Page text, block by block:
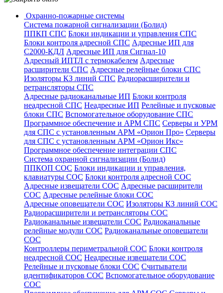
Охранно-пожарные системы
Система пожарной сигнализации (Болид)
ППКП СПС Блоки индикации и управления СПС
Блоки контроля адресной СПС Адресные ИП для
С2000-КДЛ Адресные ИП для Сигнал-10
Адресный ИПТЛ с термокабелем Адресные
расширители СПС Адресные релейные блоки СПС
Изоляторы КЗ линий СПС Радиорасширители и
ретрансляторы СПС
Адресные радиоканальные ИП Блоки контроля
неадресной СПС Неадресные ИП Релейные и пусковые
блоки СПС Вспомогательное оборудование СПС
Программное обеспечение и АРМ СПС Серверы и УРМ
для СПС с установленным АРМ «Орион Про» Серверы
для СПС с установленным АРМ «Орион Икс»
Программное обеспечение интеграции СПС
Система охранной сигнализации (Болид)
ППКОП СОС Блоки индикации и управления,
клавиатуры СОС Блоки контроля адресной СОС
Адресные извещатели СОС Адресные расширители
СОС Адресные релейные блоки СОС
Адресные оповещатели СОС Изоляторы КЗ линий СОС
Радиорасширители и ретрансляторы СОС
Радиоканальные извещатели СОС Радиоканальные
релейные модули СОС Радиоканальные оповещатели
СОС
Контроллеры периметральной СОС Блоки контроля
неадресной СОС Неадресные извещатели СОС
Релейные и пусковые блоки СОС Считыватели
идентификаторов СОС Вспомогательное оборудование
СОС